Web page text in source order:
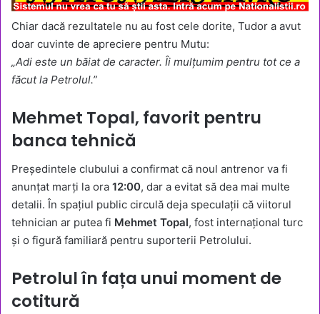
Chiar dacă rezultatele nu au fost cele dorite, Tudor a avut
doar cuvinte de apreciere pentru Mutu:
„Adi este un băiat de caracter. Îi mulțumim pentru tot ce a
făcut la Petrolul.”
Mehmet Topal, favorit pentru
banca tehnică
Președintele clubului a confirmat că noul antrenor va fi
anunțat marți la ora 12:00, dar a evitat să dea mai multe
detalii. În spațiul public circulă deja speculații că viitorul
tehnician ar putea fi Mehmet Topal, fost internațional turc
și o figură familiară pentru suporterii Petrolului.
Petrolul în fața unui moment de
cotitură